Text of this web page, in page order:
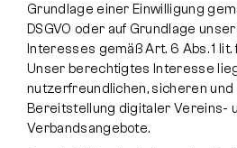
Grundlage einer Einwilligung
DSGVO oder auf Grundlage
Interesses gemäß Art. 6 Abs. 1 lit.
Unser berechtigtes Interesse
nutzerfreundlichen, sicheren
Bereitstellung digitaler Vereins-
Verbandsangebote.